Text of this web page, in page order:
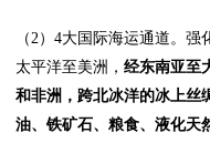
（2）4大国际海运通道。
太平洋至美洲， 经东南亚至
和非洲，跨北冰洋的冰上丝
油、铁矿石、粮食、液化天